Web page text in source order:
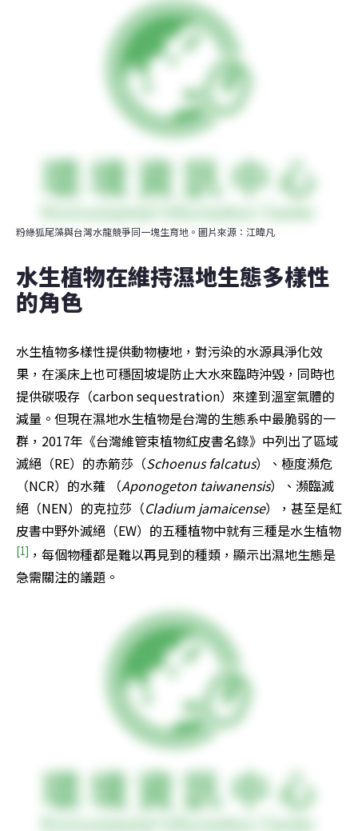
粉綠狐尾藻與台灣水龍競爭同一塊生育地。圖片來源：江暐凡
水生植物在維持濕地生態多樣性
的角色
水生植物多樣性提供動物棲地，對污染的水源具淨化效
果，在溪床上也可穩固坡堤防止大水來臨時沖毀，同時也
提供碳吸存（carbon sequestration）來達到溫室氣體的
減量。但現在濕地水生植物是台灣的生態系中最脆弱的一
群，2017年《台灣維管束植物紅皮書名錄》中列出了區域
滅絕（RE）的赤箭莎（Schoenus falcatus）、極度瀕危
（NCR）的水蕹 （Aponogeton taiwanensis）、瀕臨滅
絕（NEN）的克拉莎（Cladium jamaicense），甚至是紅
皮書中野外滅絕（EW）的五種植物中就有三種是水生植物
[1] ，每個物種都是難以再見到的種類，顯示出濕地生態是
急需關注的議題。